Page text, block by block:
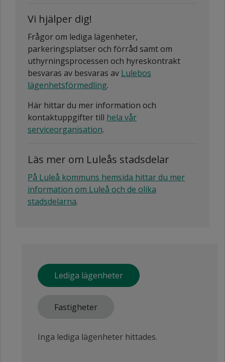
Vi hjälper dig!
Frågor om lediga lägenheter,
parkeringsplatser och förråd samt om
uthyrningsprocessen och hyreskontrakt
besvaras av besvaras av Lulebos
lägenhetsförmedling.
Här hittar du mer information och
kontaktuppgifter till hela vår
serviceorganisation.
Läs mer om Luleås stadsdelar
På Luleå kommuns hemsida hittar du mer
information om Luleå och de olika
stadsdelarna.
Lediga lägenheter
Fastigheter
Inga lediga lägenheter hittades.